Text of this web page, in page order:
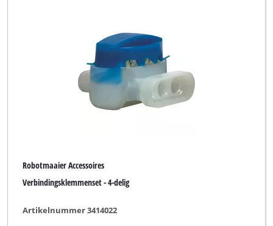
Robotmaaier Accessoires
Verbindingsklemmenset - 4-delig
Artikelnummer 3414022